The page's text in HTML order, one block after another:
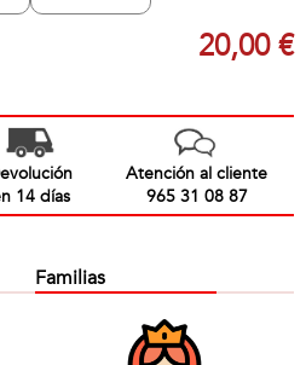
20,00 €
14 días
Atención al cliente
965 31 08 87
Familias